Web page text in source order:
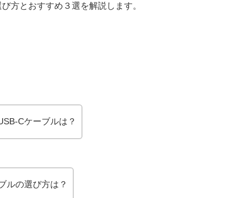
方とおすすめ３選を解説します。
Cケーブルは？
ルの選び方は？